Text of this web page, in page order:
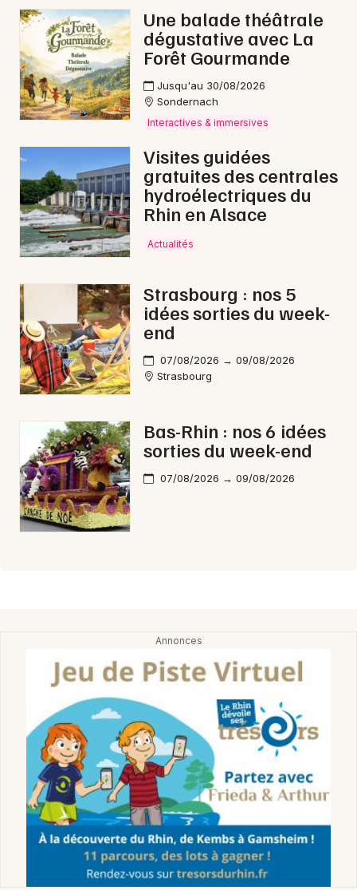
Mon email
Je m'abonne
Une balade théâtrale
dégustative avec La
Forêt Gourmande
Jusqu'au 30/08/2026
Sondernach
Interactives & immersives
Visites guidées
gratuites des centrales
hydroélectriques du
Rhin en Alsace
Actualités
Strasbourg : nos 5
idées sorties du week-
end
07/08/2026 → 09/08/2026
Strasbourg
Bas-Rhin : nos 6 idées
sorties du week-end
07/08/2026 → 09/08/2026